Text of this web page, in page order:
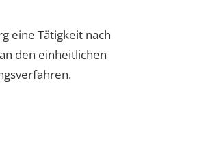
eine Tätigkeit nach
den einheitlichen